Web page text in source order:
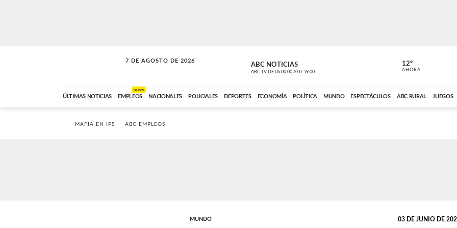
7 DE AGOSTO DE 2026
LA INCONDICIONAL ABC NOTICIAS
ABC TV DE 06:00:00 A 07:59:00 ABC CARDINAL
12º
AHORA
ÚLTIMAS NOTICIAS EMPLEOS
NUEVO
NACIONALES POLICIALES DEPORTES ECONOMÍA POLÍTICA MUNDO ESPECTÁCULOS ABC RURAL JUEGOS
MAFIA EN IPS ABC EMPLEOS
MUNDO 03 DE JUNIO DE